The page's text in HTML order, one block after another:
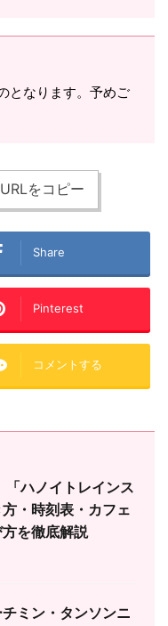
となります。予めご
をコピー
Share
Pinterest
コメントする
「ハノイトレインス
方・時刻表・カフェ
を徹底解説
チミン・タンソンニ